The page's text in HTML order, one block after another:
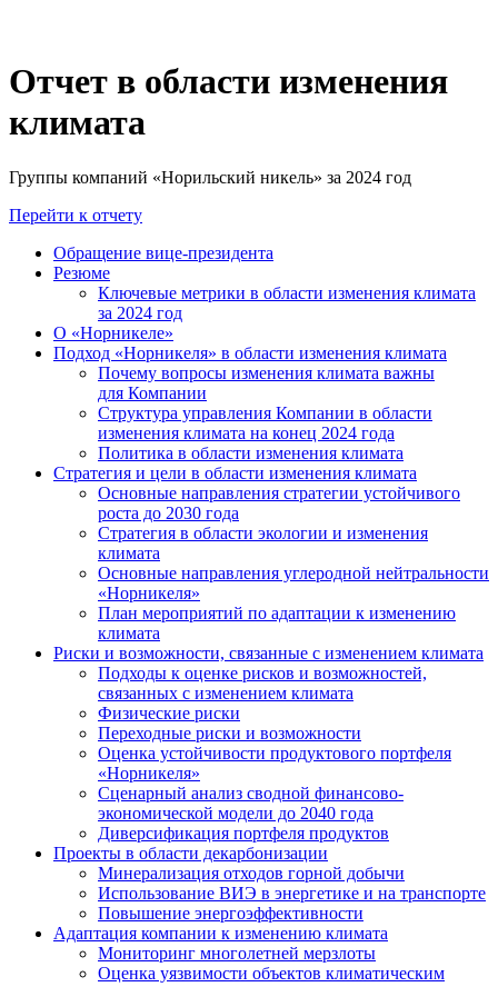
Отчет в области изменения
климата
Группы компаний «Норильский никель» за 2024 год
Перейти к отчету
Обращение вице-президента
Резюме
Ключевые метрики в области изменения климата
за 2024 год
О «Норникеле»
Подход «Норникеля» в области изменения климата
Почему вопросы изменения климата важны
для Компании
Структура управления Компании в области
изменения климата на конец 2024 года
Политика в области изменения климата
Стратегия и цели в области изменения климата
Основные направления стратегии устойчивого
роста до 2030 года
Стратегия в области экологии и изменения
климата
Основные направления углеродной нейтральности
«Норникеля»
План мероприятий по адаптации к изменению
климата
Риски и возможности, связанные с изменением климата
Подходы к оценке рисков и возможностей,
связанных с изменением климата
Физические риски
Переходные риски и возможности
Оценка устойчивости продуктового портфеля
«Норникеля»
Сценарный анализ сводной финансово-
экономической модели до 2040 года
Диверсификация портфеля продуктов
Проекты в области декарбонизации
Минерализация отходов горной добычи
Использование ВИЭ в энергетике и на транспорте
Повышение энергоэффективности
Адаптация компании к изменению климата
Мониторинг многолетней мерзлоты
Оценка уязвимости объектов климатическим